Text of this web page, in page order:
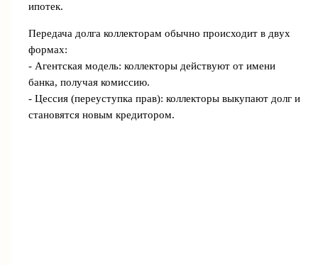
ипотек.
Передача долга коллекторам обычно происходит в двух
формах:
- Агентская модель: коллекторы действуют от имени
банка, получая комиссию.
- Цессия (переуступка прав): коллекторы выкупают долг и
становятся новым кредитором.